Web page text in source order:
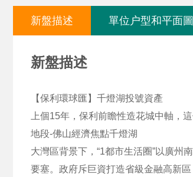
新盤描述 單位户型和平面圖
新盤描述
【保利環球匯】千燈湖投號資產
上個15年，保利前瞻性造花城中軸，
地段-佛山經濟焦點千燈湖
大灣區背景下，“1都市生活圈”以廣州
要塞。政府斥巨資打造省級金融高新